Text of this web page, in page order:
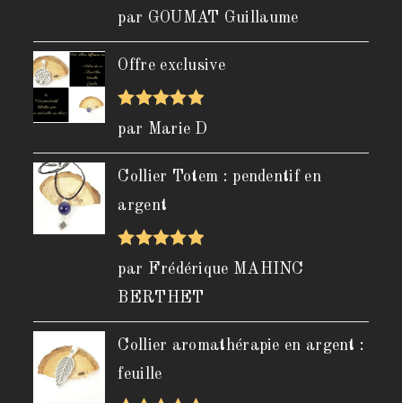
Note5sur
par GOUMAT Guillaume
Offre exclusive
Note5
sur
par Marie D
Collier Totem : pendentif en
argent
Note5
sur
5
par Frédérique MAHINC
BERTHET
Collier aromathérapie en argent :
feuille